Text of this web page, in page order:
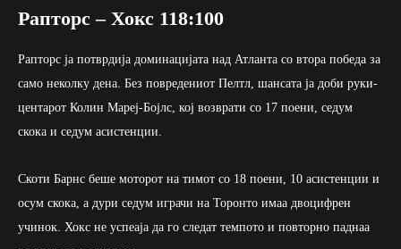
Рапторс – Хокс 118:100
Рапторс ја потврдија доминацијата над Атланта со втора победа за
само неколку дена. Без повредениот Пелтл, шансата ја доби руки-
центарот Колин Мареј-Бојлс, кој возврати со 17 поени, седум
скока и седум асистенции.
Скоти Барнс беше моторот на тимот со 18 поени, 10 асистенции и
осум скока, а дури седум играчи на Торонто имаа двоцифрен
учинок. Хокс не успеаја да го следат темпото и повторно паднаа